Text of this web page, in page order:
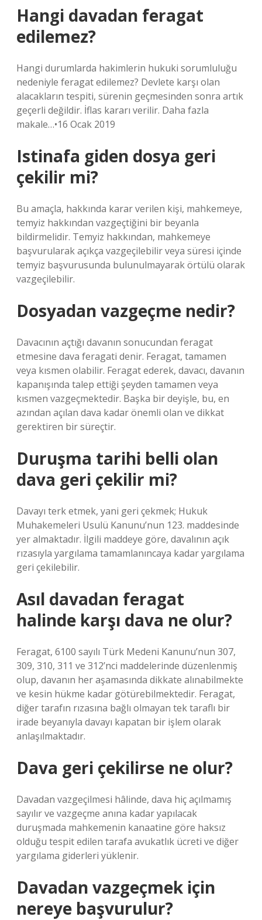
Hangi davadan feragat
edilemez?
Hangi durumlarda hakimlerin hukuki sorumluluğu
nedeniyle feragat edilemez? Devlete karşı olan
alacakların tespiti, sürenin geçmesinden sonra artık
geçerli değildir. İflas kararı verilir. Daha fazla
makale…•16 Ocak 2019
Istinafa giden dosya geri
çekilir mi?
Bu amaçla, hakkında karar verilen kişi, mahkemeye,
temyiz hakkından vazgeçtiğini bir beyanla
bildirmelidir. Temyiz hakkından, mahkemeye
başvurularak açıkça vazgeçilebilir veya süresi içinde
temyiz başvurusunda bulunulmayarak örtülü olarak
vazgeçilebilir.
Dosyadan vazgeçme nedir?
Davacının açtığı davanın sonucundan feragat
etmesine dava feragati denir. Feragat, tamamen
veya kısmen olabilir. Feragat ederek, davacı, davanın
kapanışında talep ettiği şeyden tamamen veya
kısmen vazgeçmektedir. Başka bir deyişle, bu, en
azından açılan dava kadar önemli olan ve dikkat
gerektiren bir süreçtir.
Duruşma tarihi belli olan
dava geri çekilir mi?
Davayı terk etmek, yani geri çekmek; Hukuk
Muhakemeleri Usulü Kanunu’nun 123. maddesinde
yer almaktadır. İlgili maddeye göre, davalının açık
rızasıyla yargılama tamamlanıncaya kadar yargılama
geri çekilebilir.
Asıl davadan feragat
halinde karşı dava ne olur?
Feragat, 6100 sayılı Türk Medeni Kanunu’nun 307,
309, 310, 311 ve 312’nci maddelerinde düzenlenmiş
olup, davanın her aşamasında dikkate alınabilmekte
ve kesin hükme kadar götürebilmektedir. Feragat,
diğer tarafın rızasına bağlı olmayan tek taraflı bir
irade beyanıyla davayı kapatan bir işlem olarak
anlaşılmaktadır.
Dava geri çekilirse ne olur?
Davadan vazgeçilmesi hâlinde, dava hiç açılmamış
sayılır ve vazgeçme anına kadar yapılacak
duruşmada mahkemenin kanaatine göre haksız
olduğu tespit edilen tarafa avukatlık ücreti ve diğer
yargılama giderleri yüklenir.
Davadan vazgeçmek için
nereye başvurulur?